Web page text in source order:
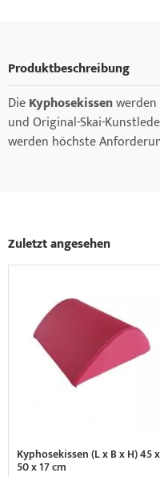
Produktbeschreibung
DieKyphosekissen
und Original-Skai-
werden höchste
Zuletzt angesehen
Kyphosekissen (L x B x H) 45 x
50 x 17 cm